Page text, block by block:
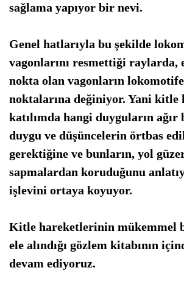
sağlama yapıyor bir nevi.
Genel hatlarıyla bu şekilde
vagonlarını resmettiği raylarda,
nokta olan vagonların
noktalarına değiniyor. Yani kitle
katılımda hangi duyguların ağır
duygu ve düşüncelerin örtbas
gerektiğine ve bunların, yol
sapmalardan koruduğunu
işlevini ortaya koyuyor.
Kitle hareketlerinin mükemmel
ele alındığı gözlem kitabının
devam ediyoruz.